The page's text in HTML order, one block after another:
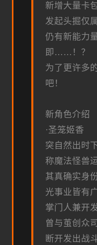
新增大量卡
发起头掘仅
仍有新能力
即……！？
为了更许多
吧！
新角色介绍
·圣笼姬香
突自然出时
称魔法怪兽
其真确实身
光事业皆有
掌门人兼开
曾与茧创众
断开发出战